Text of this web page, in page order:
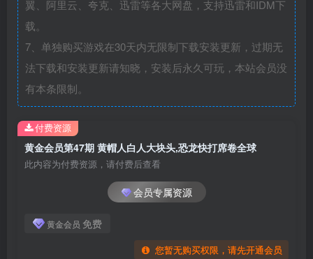
翼、阿里云、夸克、迅雷等各大网盘，支持迅雷和IDM下
载。
7、单独购买游戏在30天内无限制下载安装更新，过期无
法下载和安装更新请知晓，安装后永久可玩，本站会员没
有本条限制。
黄金会员第47期 黄帽人白人大块头,恐龙快打席卷全球
此内容为付费资源，请付费后查看
会员专属资源
黄金会员 免费
您暂无购买权限，请先开通会员
付费资源